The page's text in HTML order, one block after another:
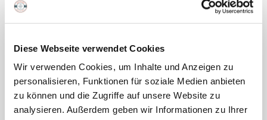
Diese Webseite verwendet Cookies
Wir verwenden Cookies, um Inhalte und Anzeigen zu
personalisieren, Funktionen für soziale Medien anbieten
zu können und die Zugriffe auf unsere Website zu
analysieren. Außerdem geben wir Informationen zu Ihrer
E-Mail*
Telefon*